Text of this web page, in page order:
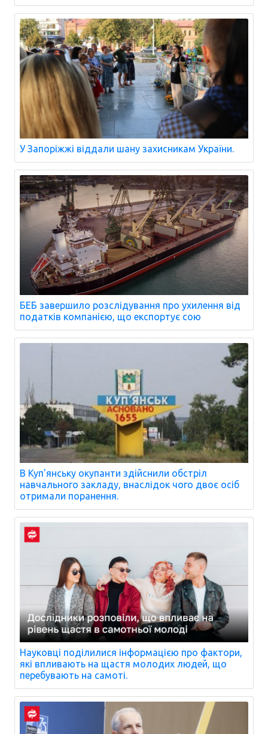
У Запоріжжі віддали шану захисникам України.
БЕБ завершило розслідування про ухилення від
податків компанією, що експортує сою
В Куп'янську окупанти здійснили обстріл
навчального закладу, внаслідок чого двоє осіб
отримали поранення.
Науковці поділилися інформацією про фактори,
які впливають на щастя молодих людей, що
перебувають на самоті.